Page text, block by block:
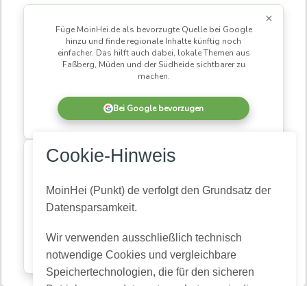
Cookie-Hinweis
MoinHei (Punkt) de verfolgt den Grundsatz der
Datensparsamkeit.
Wir verwenden ausschließlich technisch
notwendige Cookies und vergleichbare
Speichertechnologien, die für den sicheren
×
Füge MoinHei.de als bevorzugte Quelle bei Google
hinzu und finde regionale Inhalte künftig noch
einfacher. Das hilft auch dabei, lokale Themen aus
Faßberg, Müden und der Südheide sichtbarer zu
machen.
Bei Google bevorzugen
MoinHei.de betreibe ich kostenlos, damit regionale
alle zugänglich bleiben. Damit daraus eine
lebendige Community wird, braucht es Menschen,
die mitlesen und mitmachen.
Kostenlos registrieren